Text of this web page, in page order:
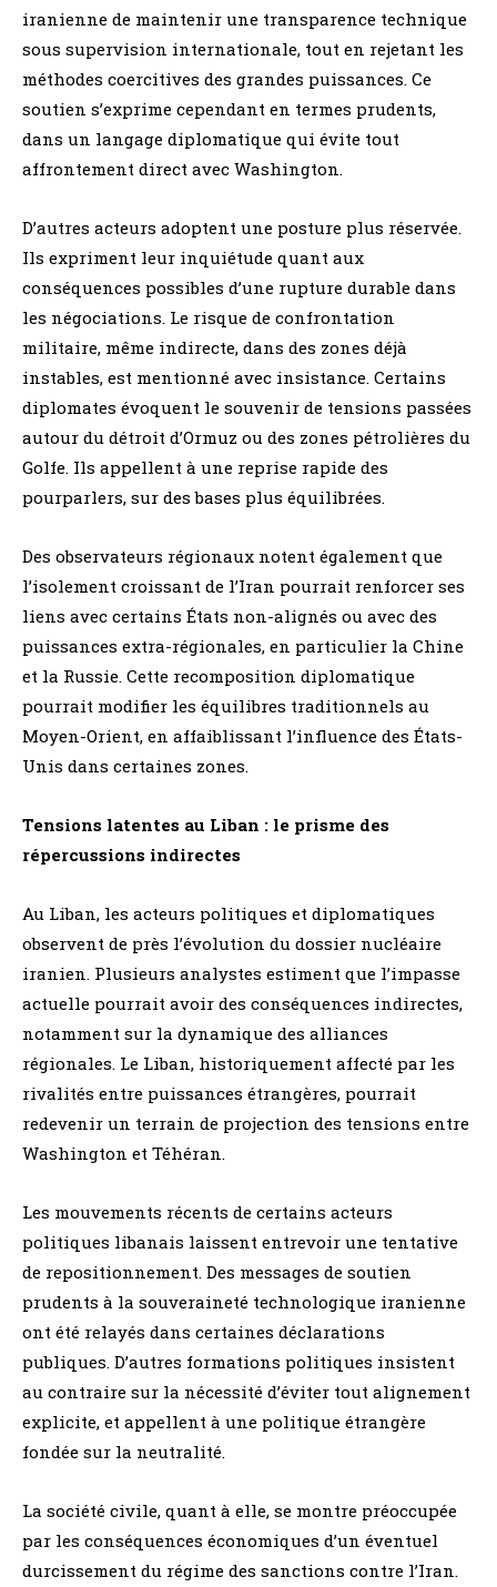
iranienne de maintenir une transparence technique
sous supervision internationale, tout en rejetant les
méthodes coercitives des grandes puissances. Ce
soutien s’exprime cependant en termes prudents,
dans un langage diplomatique qui évite tout
affrontement direct avec Washington.
D’autres acteurs adoptent une posture plus réservée.
Ils expriment leur inquiétude quant aux
conséquences possibles d’une rupture durable dans
les négociations. Le risque de confrontation
militaire, même indirecte, dans des zones déjà
instables, est mentionné avec insistance. Certains
diplomates évoquent le souvenir de tensions passées
autour du détroit d’Ormuz ou des zones pétrolières du
Golfe. Ils appellent à une reprise rapide des
pourparlers, sur des bases plus équilibrées.
Des observateurs régionaux notent également que
l’isolement croissant de l’Iran pourrait renforcer ses
liens avec certains États non-alignés ou avec des
puissances extra-régionales, en particulier la Chine
et la Russie. Cette recomposition diplomatique
pourrait modifier les équilibres traditionnels au
Moyen-Orient, en affaiblissant l’influence des États-
Unis dans certaines zones.
Tensions latentes au Liban : le prisme des
répercussions indirectes
Au Liban, les acteurs politiques et diplomatiques
observent de près l’évolution du dossier nucléaire
iranien. Plusieurs analystes estiment que l’impasse
actuelle pourrait avoir des conséquences indirectes,
notamment sur la dynamique des alliances
régionales. Le Liban, historiquement affecté par les
rivalités entre puissances étrangères, pourrait
redevenir un terrain de projection des tensions entre
Washington et Téhéran.
Les mouvements récents de certains acteurs
politiques libanais laissent entrevoir une tentative
de repositionnement. Des messages de soutien
prudents à la souveraineté technologique iranienne
ont été relayés dans certaines déclarations
publiques. D’autres formations politiques insistent
au contraire sur la nécessité d’éviter tout alignement
explicite, et appellent à une politique étrangère
fondée sur la neutralité.
La société civile, quant à elle, se montre préoccupée
par les conséquences économiques d’un éventuel
durcissement du régime des sanctions contre l’Iran.